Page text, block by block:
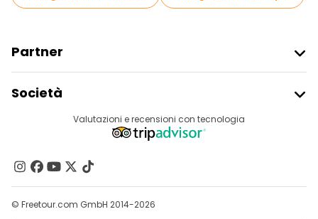
Partner
Accesso Del Fornitore
Programma Di Affiliazione
Società
Destinazioni
Contattaci
Gruppi
Aiuto
Valutazioni e recensioni con tecnologia
© Freetour.com GmbH 2014-2026